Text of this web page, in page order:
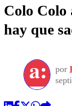
Colo Colo
hay que
por